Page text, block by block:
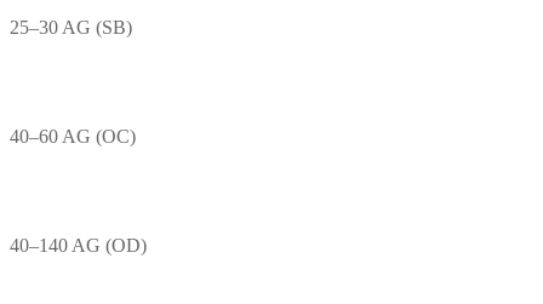
25–30 AG (SB)
40–60 AG (OC)
40–140 AG (OD)